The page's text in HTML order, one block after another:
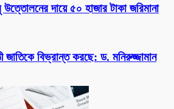
দায়ে ৫০ হাজার টাকা জরিমানা
জাতিকে বিভ্রান্ত করছে: ড. মনিরুজ্জামান